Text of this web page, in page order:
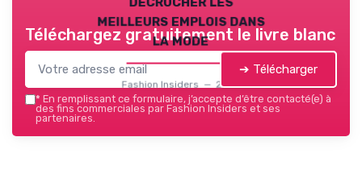
meilleurs emplois dans
la mode
Fashion Insiders — 2026
Téléchargez gratuitement le livre blanc
➔ Télécharger
* En remplissant ce formulaire, j’accepte d’être contacté(e) à
des fins commerciales par Fashion Insiders et ses
partenaires.